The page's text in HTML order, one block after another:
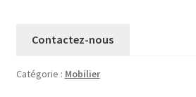
Contactez-nous
Catégorie : Mobilier